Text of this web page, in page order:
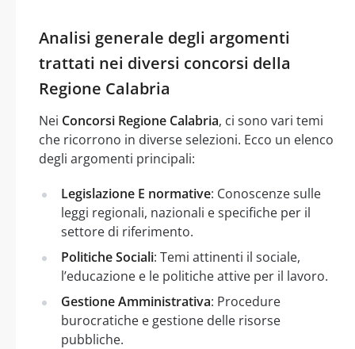
Analisi generale degli argomenti
trattati nei diversi concorsi della
Regione Calabria
Nei Concorsi Regione Calabria, ci sono vari temi
che ricorrono in diverse selezioni. Ecco un elenco
degli argomenti principali:
Legislazione E normative: Conoscenze sulle
leggi regionali, nazionali e specifiche per il
settore di riferimento.
Politiche Sociali: Temi attinenti il sociale,
l’educazione e le politiche attive per il lavoro.
Gestione Amministrativa: Procedure
burocratiche e gestione delle risorse
pubbliche.